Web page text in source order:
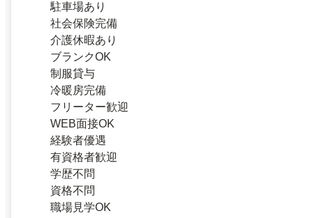
駐車場あり
社会保険完備
介護休暇あり
ブランクOK
制服貸与
冷暖房完備
フリーター歓迎
WEB面接OK
経験者優遇
有資格者歓迎
学歴不問
資格不問
職場見学OK